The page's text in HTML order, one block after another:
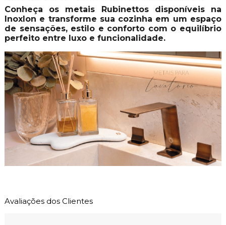
Conheça os metais Rubinettos disponíveis na
Inoxlon e transforme sua cozinha em um espaço
de sensações, estilo e conforto com o equilíbrio
perfeito entre luxo e funcionalidade.
Avaliações dos Clientes